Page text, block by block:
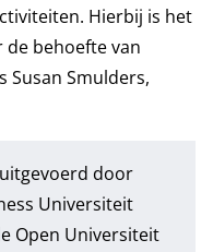
Hierbij is het
de behoefte van
Susan Smulders,
door
Universiteit
Open Universiteit